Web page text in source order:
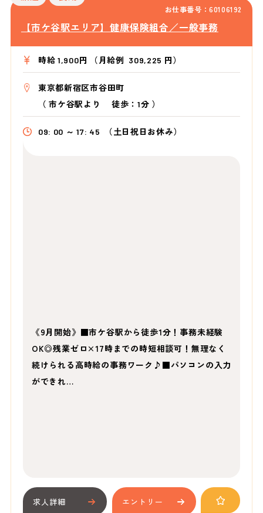
お仕事番号：60106192
【市ケ谷駅エリア】健康保険組合／一般事務
時給 1,900円 （月給例 309,225 円）
東京都新宿区市谷田町
（市ケ谷駅より 徒歩：1分 ）
09: 00 ～ 17: 45 （土日祝日お休み）
《9月開始》■市ケ谷駅から徒歩1分！事務未経験
OK◎残業ゼロ×17時までの時短相談可！無理なく
続けられる高時給の事務ワーク♪■パソコンの入力
ができれ…
求人詳細 エントリー